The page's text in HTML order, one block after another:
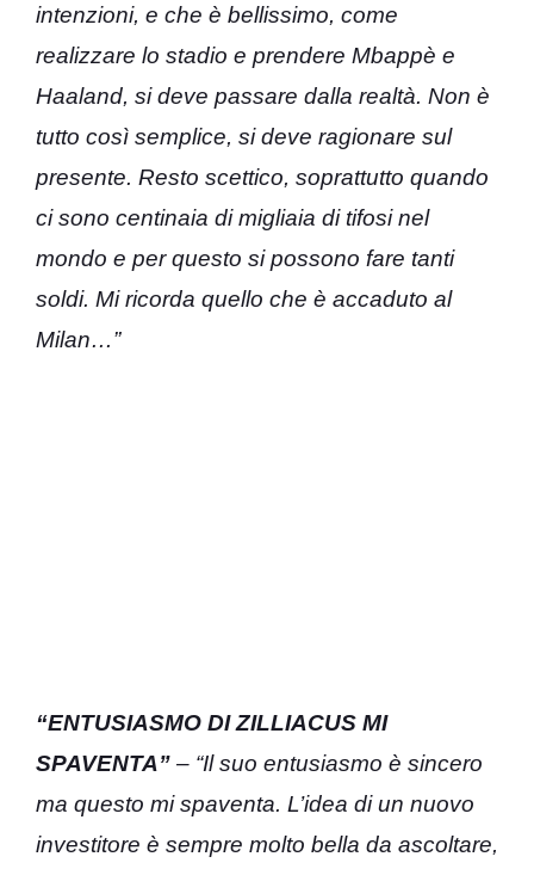
intenzioni, e che è bellissimo, come
realizzare lo stadio e prendere Mbappè e
Haaland, si deve passare dalla realtà. Non è
tutto così semplice, si deve ragionare sul
presente. Resto scettico, soprattutto quando
ci sono centinaia di migliaia di tifosi nel
mondo e per questo si possono fare tanti
soldi. Mi ricorda quello che è accaduto al
Milan…”
“ENTUSIASMO DI ZILLIACUS MI
SPAVENTA” – “Il suo entusiasmo è sincero
ma questo mi spaventa. L’idea di un nuovo
investitore è sempre molto bella da ascoltare,